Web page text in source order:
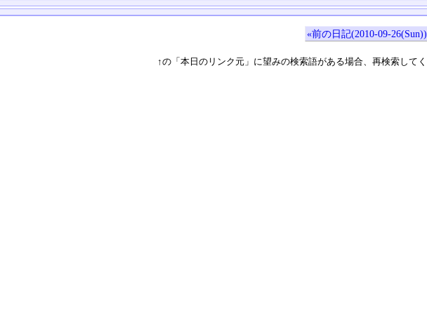
«前の日記(2010-09-26(Sun))
↑の「本日のリンク元」に望みの検索語がある場合、再検索して